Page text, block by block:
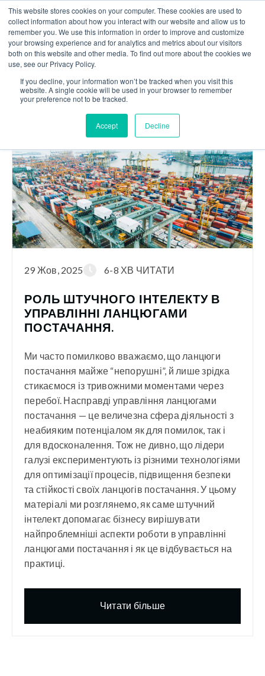
This website stores cookies on your computer. These cookies are used to
collect information about how you interact with our website and allow us to
remember you. We use this information in order to improve and customize
your browsing experience and for analytics and metrics about our visitors
both on this website and other media. To find out more about the cookies we
use, see our Privacy Policy.
If you decline, your information won’t be tracked when you visit this
website. A single cookie will be used in your browser to remember
your preference not to be tracked.
Accept Decline
Зв'яжіться з нами
Блог
29 Жов, 2025 6-8 ХВ ЧИТАТИ
РОЛЬ ШТУЧНОГО ІНТЕЛЕКТУ В
УПРАВЛІННІ ЛАНЦЮГАМИ
ПОСТАЧАННЯ.
Ми часто помилково вважаємо, що ланцюги
постачання майже “непорушні”, й лише зрідка
стикаємося із тривожними моментами через
перебої. Насправді управління ланцюгами
постачання — це величезна сфера діяльності з
неабияким потенціалом як для помилок, так і
для вдосконалення. Тож не дивно, що лідери
галузі експериментують із різними технологіями
для оптимізації процесів, підвищення безпеки
та стійкості своїх ланцюгів постачання. У цьому
матеріалі ми розглянемо, як саме штучний
інтелект допомагає бізнесу вирішувати
найпроблемніші аспекти роботи в управлінні
ланцюгами постачання і як це відбувається на
практиці.
Читати більше